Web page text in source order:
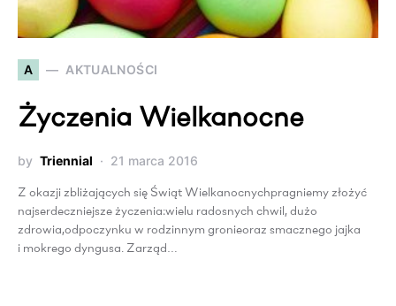
A AKTUALNOŚCI
Życzenia Wielkanocne
by Triennial 21 marca 2016
Z okazji zbliżających się Świąt Wielkanocnychpragniemy złożyć
najserdeczniejsze życzenia:wielu radosnych chwil, dużo
zdrowia,odpoczynku w rodzinnym gronieoraz smacznego jajka
i mokrego dyngusa. Zarząd…